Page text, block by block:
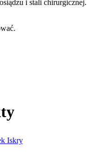
i stali chirurgicznej.